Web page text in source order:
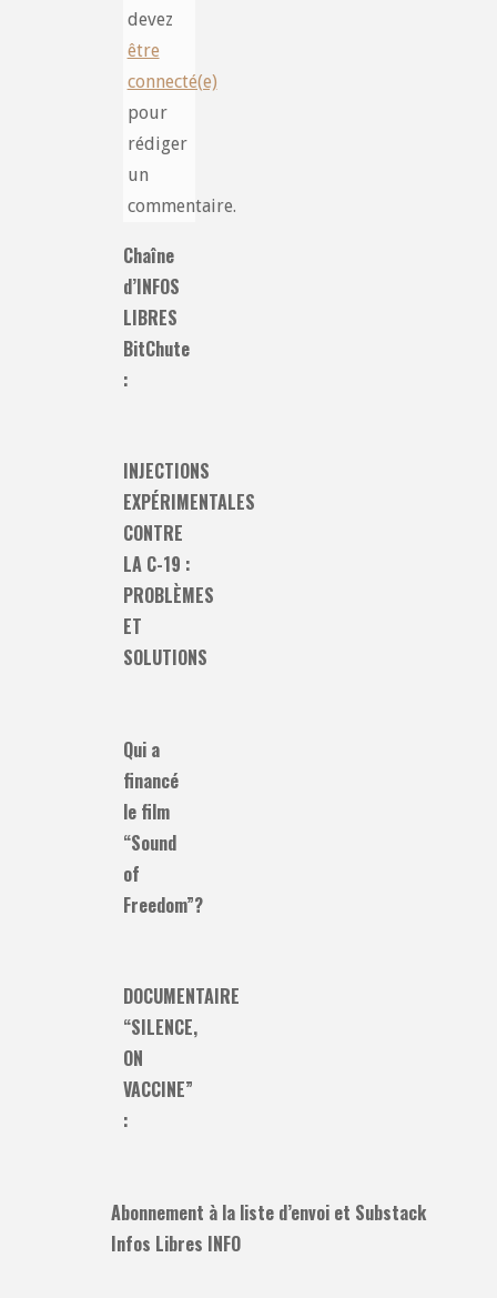
devez
être
connecté(e)
pour
rédiger
un
commentaire.
Chaîne
d’INFOS
LIBRES
BitChute
:
INJECTIONS
EXPÉRIMENTALES
CONTRE
LA C-19 :
PROBLÈMES
ET
SOLUTIONS
Qui a
financé
le film
“Sound
of
Freedom”?
DOCUMENTAIRE
“SILENCE,
ON
VACCINE”
:
Abonnement à la liste d’envoi et Substack
Infos Libres INFO